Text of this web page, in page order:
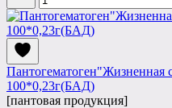
100*0,23г(БАД)
[пантовая продукция]